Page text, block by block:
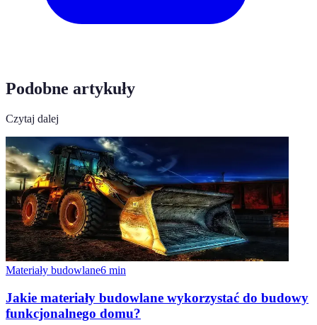
Podobne artykuły
Czytaj dalej
Materiały budowlane6 min
Jakie materiały budowlane wykorzystać do budowy
funkcjonalnego domu?